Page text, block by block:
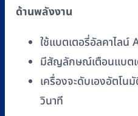
ด้านพลังงาน
ใช้แบตเตอรี่อัลคาไลน์
มีสัญลักษณ์เตือนแบต
เครื่องจะดับเองอัตโ
วินาที